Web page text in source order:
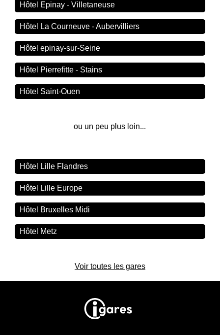
Hôtel Epinay - Villetaneuse
Hôtel La Courneuve - Aubervilliers
Hôtel epinay-sur-Seine
Hôtel Pierrefitte - Stains
Hôtel Saint-Ouen
ou un peu plus loin...
Hôtel Lille Flandres
Hôtel Lille Europe
Hôtel Bruxelles Midi
Hôtel Metz
Voir toutes les gares